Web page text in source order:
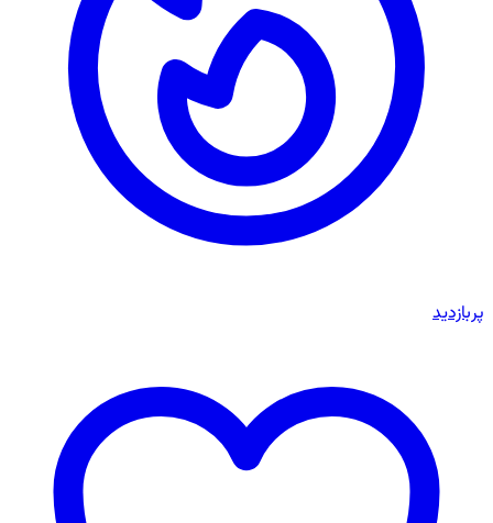
پربازدید